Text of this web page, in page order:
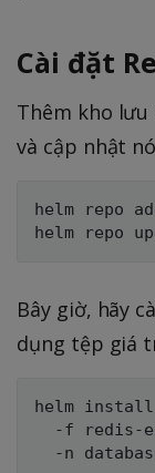
Cài đặt
Thêm kho
và cập nhật
helm repo
Bây giờ, hãy
dụng tệp giá
helm install
-f redis-